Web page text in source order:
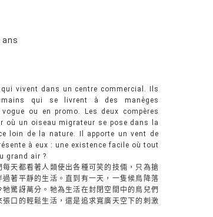
ans
vivent dans un centre commercial. Ils
qui se livrent à des manèges
ou en promo. Les deux compères
où un oiseau migrateur se pose dans la
loin de la nature. Il apporte un vent de
à eux : une existence facile où tout
grand air ?
天都看著人類使出各種可笑的技倆，只為搶
著平靜的生活。直到有一天，一隻候鳥降落
驚訝萬分。牠為生活在封閉空間中的鳥兒們
口的輕鬆生活，還是追求寬廣天空下的刺激